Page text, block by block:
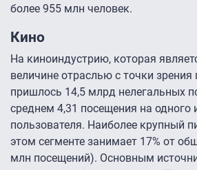
более 955 млн человек.
Кино
На киноиндустрию, которая
величине отраслью с точки зрения
пришлось 14,5 млрд нелегальных
среднем 4,31 посещения на одного
пользователя. Наиболее крупный
этом сегменте занимает 17% от
млн посещений). Основным